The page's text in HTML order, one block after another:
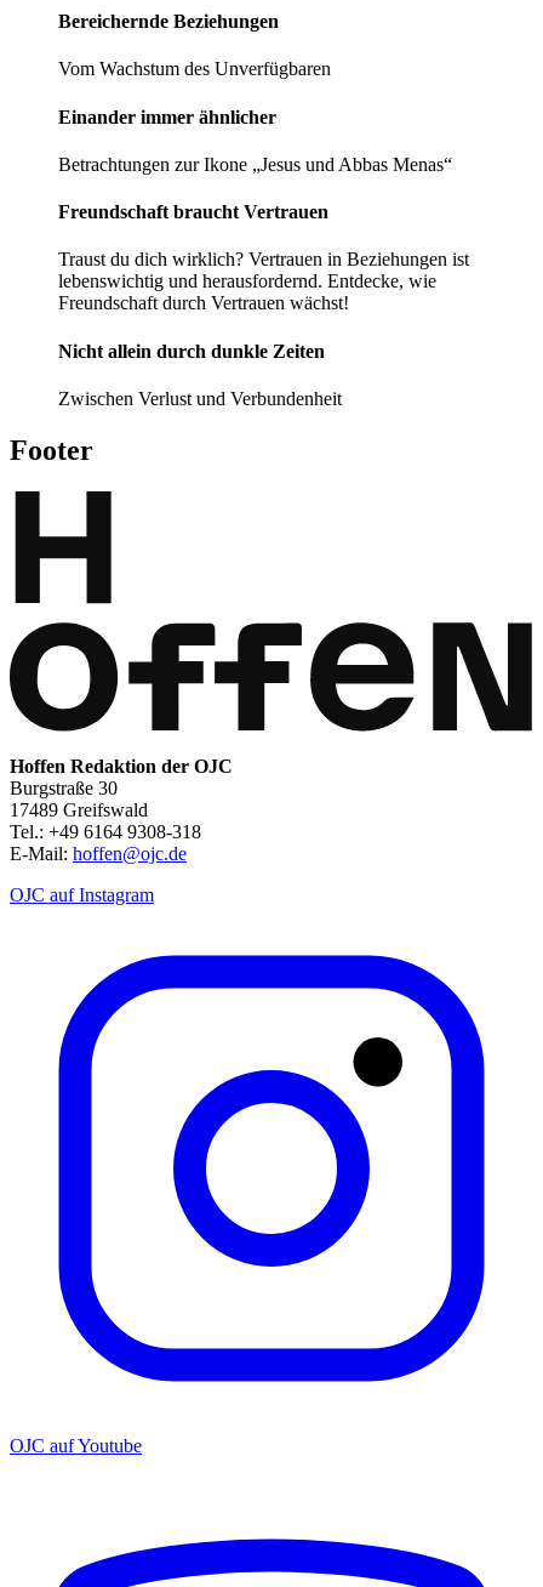
Bereichernde­ ­Beziehungen
Vom Wachstum des Unverfügbaren
Einander immer ­ähnlicher
Betrachtungen zur Ikone „Jesus und Abbas Menas“
Freundschaft braucht Vertrauen
Traust du dich wirklich? Vertrauen in Beziehungen ist
lebenswichtig und herausfordernd. Entdecke, wie
Freundschaft durch Vertrauen wächst!
Nicht allein durch dunkle Zeiten
Zwischen Verlust und Verbundenheit
Footer
Hoffen Redaktion der OJC
Burgstraße 30
17489 Greifswald
Tel.: +49 6164 9308-318
E-Mail: hoffen@ojc.de
OJC auf Instagram
OJC auf Youtube